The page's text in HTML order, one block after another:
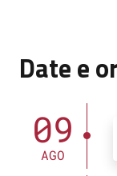
Date e
09
AGO